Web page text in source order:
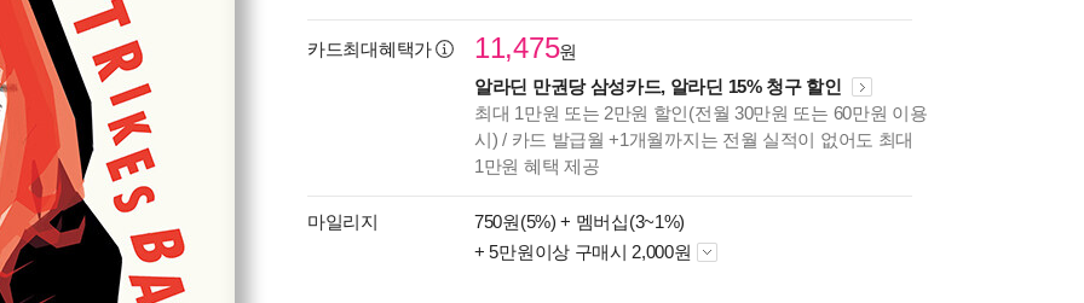
카드최대혜택가 11,475원
알라딘 만권당 삼성카드, 알라딘 15% 청구 할인
최대 1만원 또는 2만원 할인(전월 30만원 또는 60만원 이용
시) / 카드 발급월 +1개월까지는 전월 실적이 없어도 최대
1만원 혜택 제공
마일리지 750원(5%) + 멤버십(3~1%)
+ 5만원이상 구매시 2,000원